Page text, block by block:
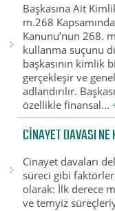
Başkasına Ait
m.268
Kanunu’nun 268.
kullanma suçunu
başkasının kimlik
gerçekleşir ve
adlandırılır.
özellikle finansal...
CINAYET DAVASI
Cinayet davaları
süreci gibi
olarak: İlk derece
ve temyiz